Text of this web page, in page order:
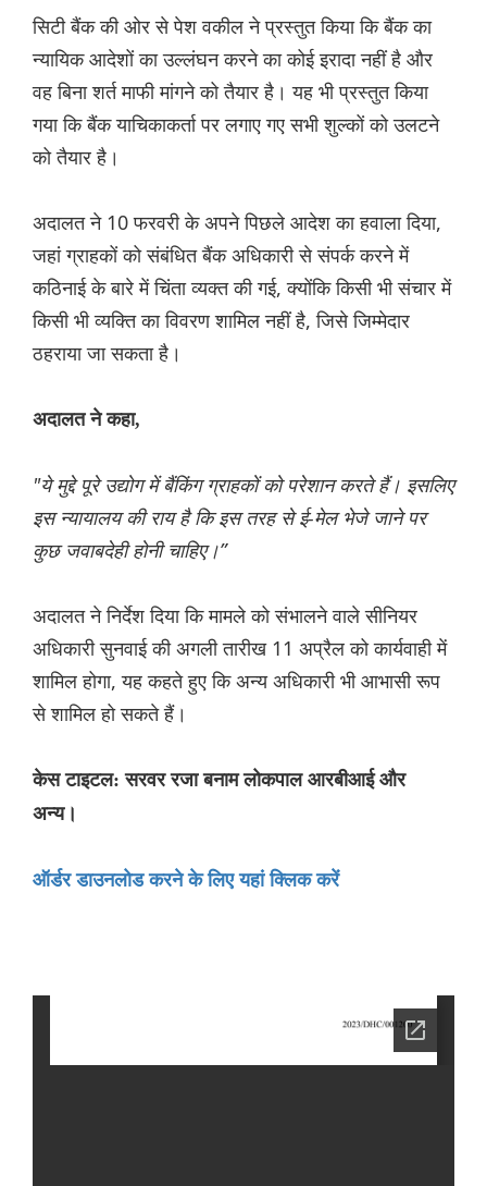
सिटी बैंक की ओर से पेश वकील ने प्रस्तुत किया कि बैंक का
न्यायिक आदेशों का उल्लंघन करने का कोई इरादा नहीं है और
वह बिना शर्त माफी मांगने को तैयार है। यह भी प्रस्तुत किया
गया कि बैंक याचिकाकर्ता पर लगाए गए सभी शुल्कों को उलटने
को तैयार है।
अदालत ने 10 फरवरी के अपने पिछले आदेश का हवाला दिया,
जहां ग्राहकों को संबंधित बैंक अधिकारी से संपर्क करने में
कठिनाई के बारे में चिंता व्यक्त की गई, क्योंकि किसी भी संचार में
किसी भी व्यक्ति का विवरण शामिल नहीं है, जिसे जिम्मेदार
ठहराया जा सकता है।
अदालत ने कहा,
"ये मुद्दे पूरे उद्योग में बैंकिंग ग्राहकों को परेशान करते हैं। इसलिए
इस न्यायालय की राय है कि इस तरह से ई-मेल भेजे जाने पर
कुछ जवाबदेही होनी चाहिए।”
अदालत ने निर्देश दिया कि मामले को संभालने वाले सीनियर
अधिकारी सुनवाई की अगली तारीख 11 अप्रैल को कार्यवाही में
शामिल होगा, यह कहते हुए कि अन्य अधिकारी भी आभासी रूप
से शामिल हो सकते हैं।
केस टाइटल: सरवर रजा बनाम लोकपाल आरबीआई और
अन्य।
ऑर्डर डाउनलोड करने के लिए यहां क्लिक करें